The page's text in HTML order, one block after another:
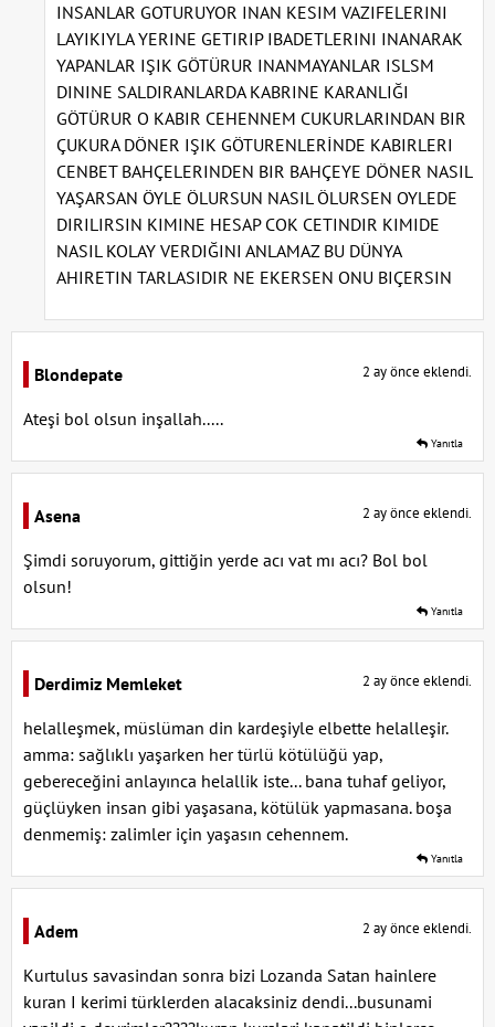
INSANLAR GOTURUYOR INAN KESIM VAZIFELERINI
LAYIKIYLA YERINE GETIRIP IBADETLERINI INANARAK
YAPANLAR IŞIK GÖTÜRUR INANMAYANLAR ISLSM
DININE SALDIRANLARDA KABRINE KARANLIĞI
GÖTÜRUR O KABIR CEHENNEM CUKURLARINDAN BIR
ÇUKURA DÖNER IŞIK GÖTURENLERİNDE KABIRLERI
CENBET BAHÇELERINDEN BIR BAHÇEYE DÖNER NASIL
YAŞARSAN ÖYLE ÖLURSUN NASIL ÖLURSEN OYLEDE
DIRILIRSIN KIMINE HESAP COK CETINDIR KIMIDE
NASIL KOLAY VERDIĞINI ANLAMAZ BU DÜNYA
AHIRETIN TARLASIDIR NE EKERSEN ONU BIÇERSIN
Blondepate 2 ay önce eklendi.
Ateşi bol olsun inşallah.....
Yanıtla
Asena 2 ay önce eklendi.
Şimdi soruyorum, gittiğin yerde acı vat mı acı? Bol bol
olsun!
Yanıtla
Derdimiz Memleket 2 ay önce eklendi.
helalleşmek, müslüman din kardeşiyle elbette helalleşir.
amma: sağlıklı yaşarken her türlü kötülüğü yap,
gebereceğini anlayınca helallik iste... bana tuhaf geliyor,
güçlüyken insan gibi yaşasana, kötülük yapmasana. boşa
denmemiş: zalimler için yaşasın cehennem.
Yanıtla
Adem 2 ay önce eklendi.
Kurtulus savasindan sonra bizi Lozanda Satan hainlere
kuran I kerimi türklerden alacaksiniz dendi...busunami